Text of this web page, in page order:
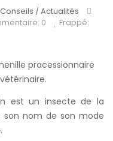
Conseils / Actualités
0
Frappé:
processionnaire
est un insecte de la
son nom de son mode